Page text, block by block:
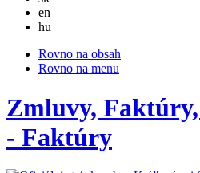
en
hu
Rovno na obsah
Rovno na menu
Zmluvy,
- Faktúry